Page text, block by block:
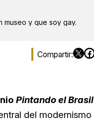
museo y que soy gay.
Pintando el Brasil
del modernismo